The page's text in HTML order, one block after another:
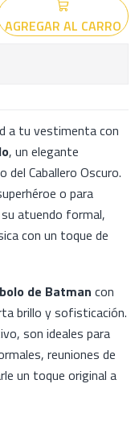
AGREGAR AL CARRO
a tu vestimenta con
, un elegante
del Caballero Oscuro.
o para
atuendo formal,
con un toque de
de Batman con
brillo y sofisticación.
son ideales para
reuniones de
un toque original a